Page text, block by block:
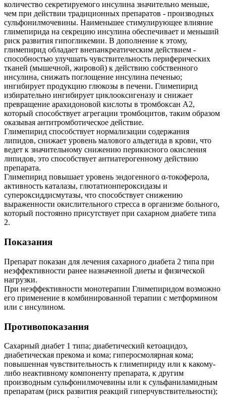
количество секретируемого инсулина значительно меньше,
чем при действии традиционных препаратов - производных
сульфонилмочевины. Наименьшее стимулирующее влияние
глимепирида на секрецию инсулина обеспечивает и меньший
риск развития гипогликемии. В дополнение к этому,
глимепирид обладает внепанкреатическим действием -
способностью улучшать чувствительность периферических
тканей (мышечной, жировой) к действию собственного
инсулина, снижать поглощение инсулина печенью;
ингибирует продукцию глюкозы в печени. Глимепирид
избирательно ингибирует циклооксигеназу и снижает
превращение арахидоновой кислоты в тромбоксан А2,
который способствует агрегации тромбоцитов, таким образом
оказывая антитромботическое действие.
Глимепирид способствует нормализации содержания
липидов, снижает уровень малового альдегида в крови, что
ведет к значительному снижению перикисного окисления
липидов, это способствует антиатерогенному действию
препарата.
Глимепирид повышает уровень эндогенного α-токоферола,
активность каталазы, глютатионпероксидазы и
супероксиддисмутазы, что способствует снижению
выраженности окислительного стресса в организме больного,
который постоянно присутствует при сахарном диабете типа
2.
Показания
Препарат показан для лечения сахарного диабета 2 типа при
неэффективности ранее назначенной диеты и физической
нагрузки.
При неэффективности монотерапии Глимепиридом возможно
его применение в комбинированной терапии с метформином
или с инсулином.
Противопоказания
Сахарный диабет 1 типа; диабетический кетоацидоз,
диабетическая прекома и ко­ма; гиперосмолярная кома;
повышенная чувствительность к глимепириду или к какому-
либо неактивному компоненту препарата, к другим
производным сульфонилмочевины или к сульфаниламид­ным
препаратам (риск развития реакций гиперчувствительности);